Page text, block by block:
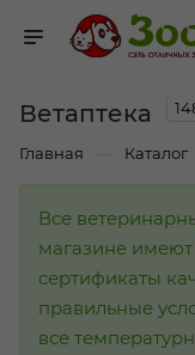
Ветаптека
Главная Каталог
Все
магазине
сертификаты
правильные
все